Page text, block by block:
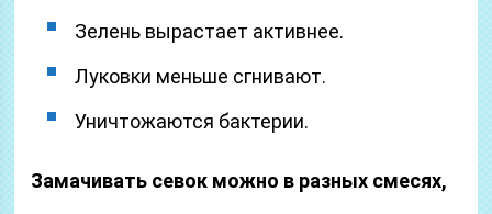
Зелень вырастает активнее.
Луковки меньше сгнивают.
Уничтожаются бактерии.
Замачивать севок можно в разных смесях,